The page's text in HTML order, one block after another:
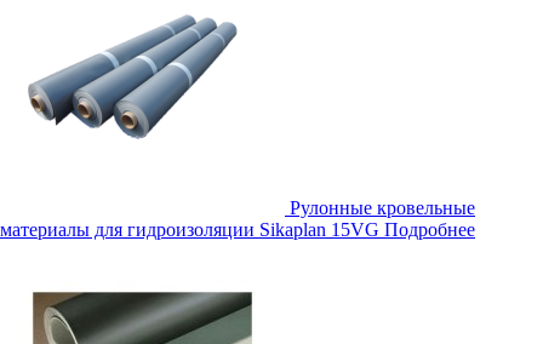
Рулонные кровельные
материалы для гидроизоляции Sikaplan 15VG Подробнее